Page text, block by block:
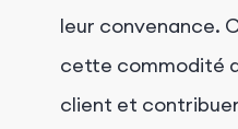
leur convenance.
cette commodité
client et